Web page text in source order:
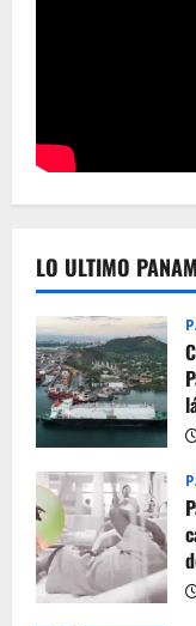
LO ULTIMO